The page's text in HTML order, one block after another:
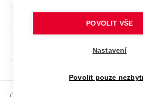
Ochrana osobních údajů
odkaz)
POVOLIT VŠE
Nastavení
Povolit pouze